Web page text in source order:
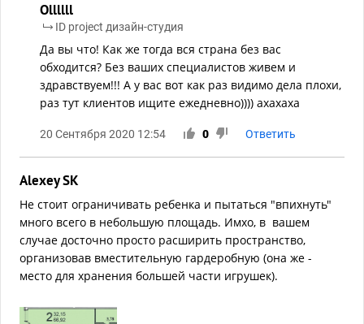
Ollllll
ID project дизайн-студия
Да вы что! Как же тогда вся страна без вас
обходится? Без ваших специалистов живем и
здравствуем!!! А у вас вот как раз видимо дела плохи,
раз тут клиентов ищите ежедневно)))) ахахаха
20 Сентября 2020 12:54 0 Ответить
Alexey SK
Не стоит ограничивать ребенка и пытаться "впихнуть"
много всего в небольшую площадь. Имхо, в вашем
случае досточно просто расширить пространство,
организовав вместительную гардеробную (она же -
место для хранения большей части игрушек).